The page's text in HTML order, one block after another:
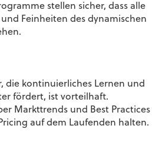
stellen sicher, dass alle
Feinheiten des dynamischen
die kontinuierliches Lernen und
fördert, ist vorteilhaft.
Markttrends und Best Practices
auf dem Laufenden halten.